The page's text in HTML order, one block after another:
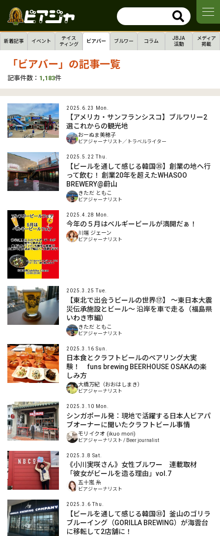
新着記事 イベント
テイス
ティング
ビアバー ブルワー コラム
JBJA
活動
メディア
掲載
「ビアバー」の記事一覧
記事件数： 1,183件
2025.6.23 Mon.
【アメリカ・サンフランシスコ】ブルワリー2
選これからの観光地
おーぬま美穂子
ビアジャーナリスト／トラベルライター
2025.5.22 Thu.
【ビールを通して感じる韓国㉟】創業の地へ行
って飲む！ 創業20年を超えたWHASOO
BREWERY@蔚山
きただ ともこ
ビアジャーナリスト
2025.4.28 Mon.
今年の５月はベルギービールが満開だぁ！
川端 ジェーン
ビアジャーナリスト
2025.3.25 Tue.
【東北で出会うビールの世界⑰】 ～東日本大震
災伝承施設とビール～ 沿岸を車で走る（福島県
いわき市編）
きただ ともこ
ビアジャーナリスト
2025.3.16 Sun.
日本食とクラフトビールのペアリング大実
験！ funs brewing BEERHOUSE OSAKAの楽
しみ方
大橋万紀（おおはしまき）
ビアジャーナリスト
2025.3.10 Mon.
シンガポール発：現地で活躍する日本人ビアパ
ブオーナーに聞いたクラフトビール事情
モリイクオ (ikuo mori)
ビアジャーナリスト / Beer journalist
2025.3.8 Sat.
《小川実咲さん》女性ブルワー 連載取材
「彼女がビールを造る理由」vol.7
五十嵐 糸
ビアジャーナリスト
2025.3.6 Thu.
【ビールを通して感じる韓国㉝】釜山のゴリラ
ブルーイング（GORILLA BREWING）が海雲台
に移転して2店舗に！